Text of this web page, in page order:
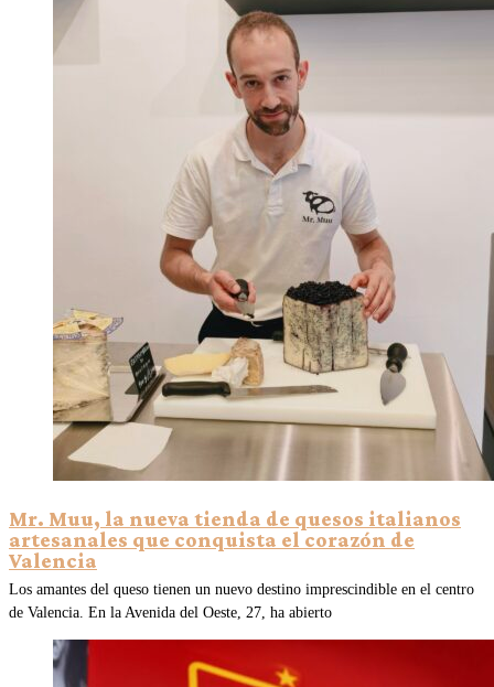
Mr. Muu, la nueva tienda de quesos italianos
artesanales que conquista el corazón de
Valencia
Los amantes del queso tienen un nuevo destino imprescindible en el centro
de Valencia. En la Avenida del Oeste, 27, ha abierto